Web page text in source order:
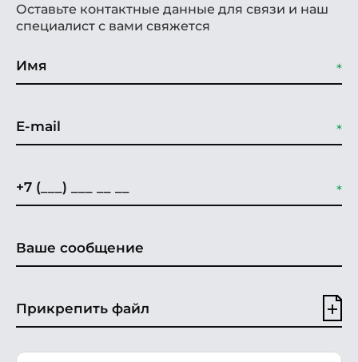
Оставьте контактные данные для связи и наш
специалист с вами свяжется
Прикрепить файл